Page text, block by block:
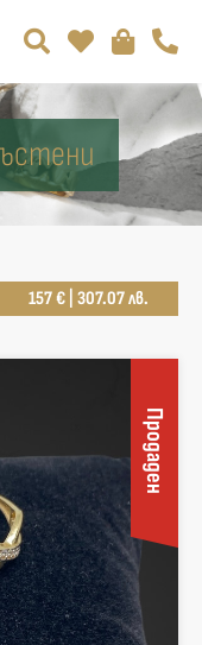
157 € | 307.07 лв.
Продаден